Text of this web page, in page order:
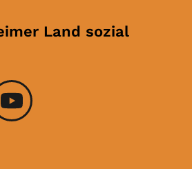
Land sozial